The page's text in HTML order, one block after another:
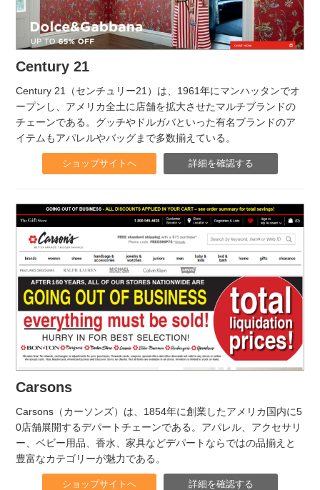
Century 21
Century 21（センチュリー21）は、1961年にマンハッタンでオ
ープンし、アメリカ全土に店舗を拡大させたマルチブランドの
チェーンである。グッチやドルガバといった有名ブランドのア
イテムもアパレルやバッグまで多数揃えている。
ショップサイトへ 詳細を確認する
Carsons
Carsons（カーソンズ）は、1854年に創業したアメリカ国内に5
0店舗展開するデパートチェーンである。アパレル、アクセサリ
ー、ベビー用品、香水、家具などデパートならではの品揃えと
豊富なカテゴリーが魅力である。
ショップサイトへ 詳細を確認する